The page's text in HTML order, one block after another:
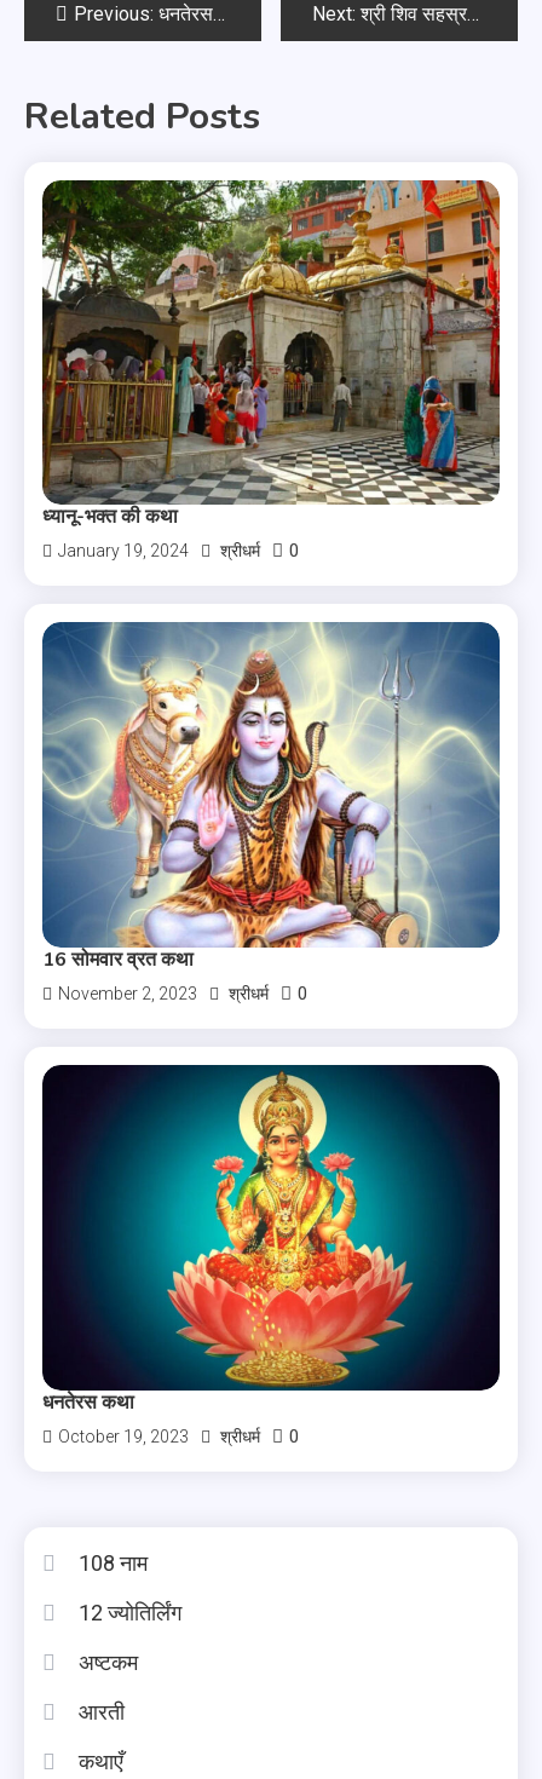
Previous: धनतेरस कथा Next: श्री शिव सहस्रनाम स्तोत्र
Related Posts
ध्यानू-भक्त की कथा
January 19, 2024 श्रीधर्म 0
16 सोमवार व्रत कथा
November 2, 2023 श्रीधर्म 0
धनतेरस कथा
October 19, 2023 श्रीधर्म 0
108 नाम
12 ज्योतिर्लिंग
अष्टकम
आरती
कथाएँ